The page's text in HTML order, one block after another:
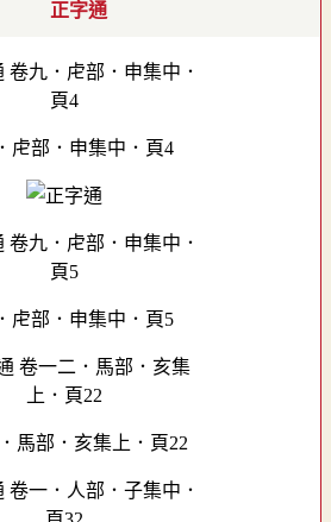
正字通
虍部．申集中．頁4
虍部．申集中．頁5
馬部．亥集上．頁22